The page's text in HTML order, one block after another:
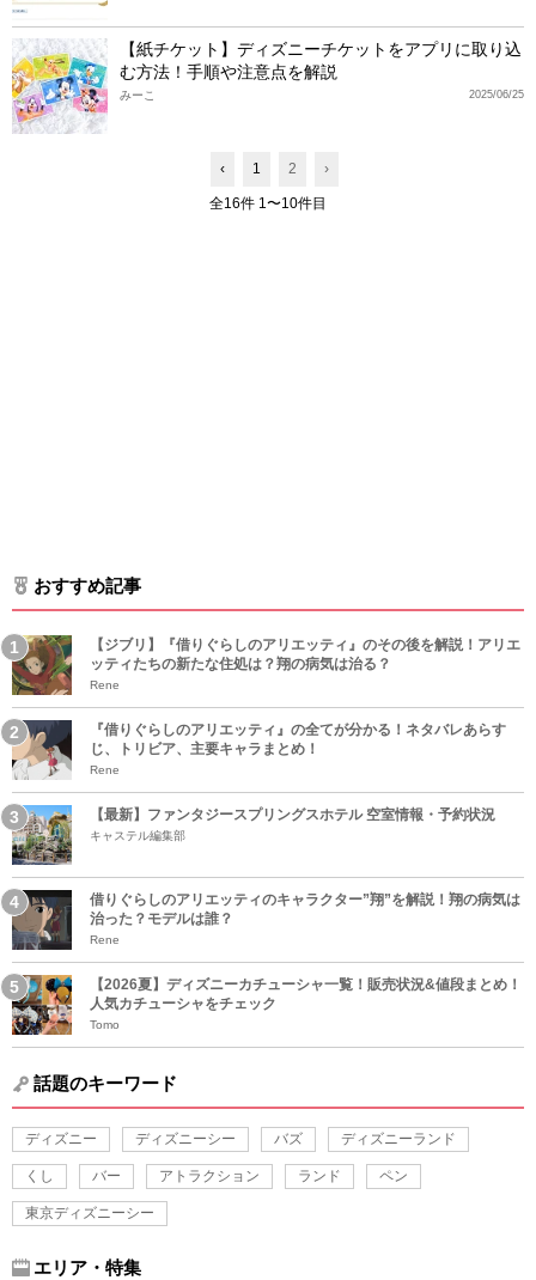
【紙チケット】ディズニーチケットをアプリに取り込
む方法！手順や注意点を解説
2025/06/25
みーこ
‹ 1 2 ›
全16件 1〜10件目
おすすめ記事
【ジブリ】『借りぐらしのアリエッティ』のその後を解説！アリエ
ッティたちの新たな住処は？翔の病気は治る？
Rene
『借りぐらしのアリエッティ』の全てが分かる！ネタバレあらす
じ、トリビア、主要キャラまとめ！
Rene
【最新】ファンタジースプリングスホテル 空室情報・予約状況
キャステル編集部
借りぐらしのアリエッティのキャラクター”翔”を解説！翔の病気は
治った？モデルは誰？
Rene
【2026夏】ディズニーカチューシャ一覧！販売状況&値段まとめ！
人気カチューシャをチェック
Tomo
話題のキーワード
ディズニー ディズニーシー バズ ディズニーランド
くし バー アトラクション ランド ペン
東京ディズニーシー
エリア・特集